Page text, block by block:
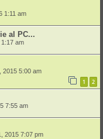
1:11 am
al PC...
am
2015 5:00 am
1 2
7:55 am
2015 7:07 pm